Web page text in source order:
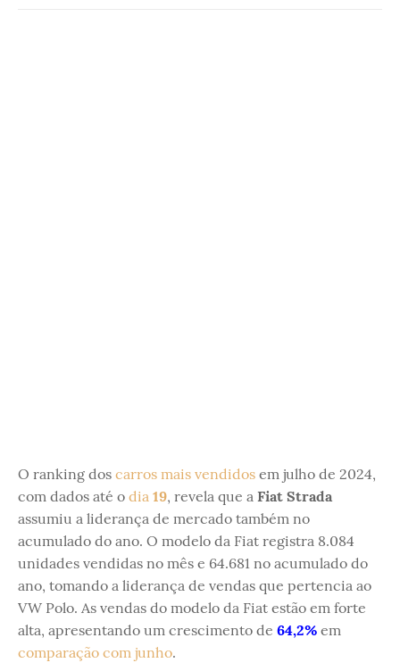
O ranking dos carros mais vendidos em julho de 2024,
com dados até o dia 19, revela que a Fiat Strada
assumiu a liderança de mercado também no
acumulado do ano. O modelo da Fiat registra 8.084
unidades vendidas no mês e 64.681 no acumulado do
ano, tomando a liderança de vendas que pertencia ao
VW Polo. As vendas do modelo da Fiat estão em forte
alta, apresentando um crescimento de 64,2% em
comparação com junho.